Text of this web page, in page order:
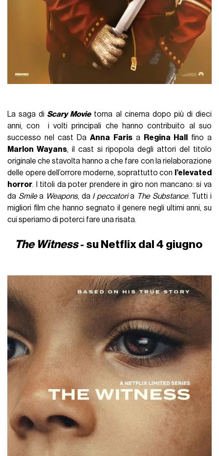
La saga di Scary Movietorna al cinema dopo più di dieci
anni, con i volti principali che hanno contribuito al suo
successo nel cast DaAnna Farisa Regina Hall
fino a
Marlon Wayans, il cast si ripopola degli attori del titolo
originale che stavolta hanno a che fare con la rielaborazione
delle opere dell’orrore moderne, soprattutto con
l’elevated
horror. I titoli da poter prendere in giro non mancano: si va
da Smilea Weapons, da I peccatoria The Substance. Tutti i
migliori film che hanno segnato il genere negli ultimi anni, su
cui speriamo di poterci fare una risata.
The Witness- su Netflix dal 4 giugno